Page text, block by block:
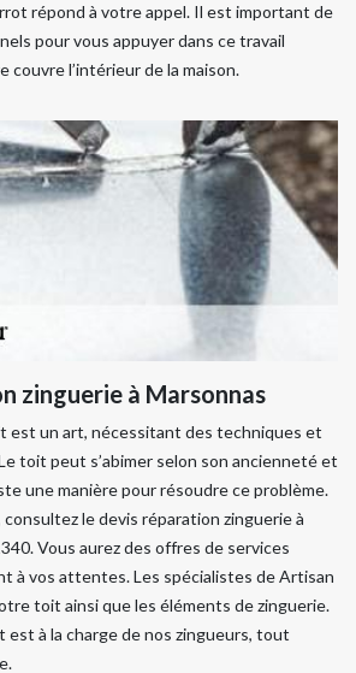
répond à votre appel. Il est important de
pour vous appuyer dans ce travail
couvre l’intérieur de la maison.
zinguerie à Marsonnas
est un art, nécessitant des techniques et
toit peut s’abimer selon son ancienneté et
une manière pour résoudre ce problème.
le devis réparation zinguerie à
Vous aurez des offres de services
à vos attentes. Les spécialistes de Artisan
toit ainsi que les éléments de zinguerie.
à la charge de nos zingueurs, tout